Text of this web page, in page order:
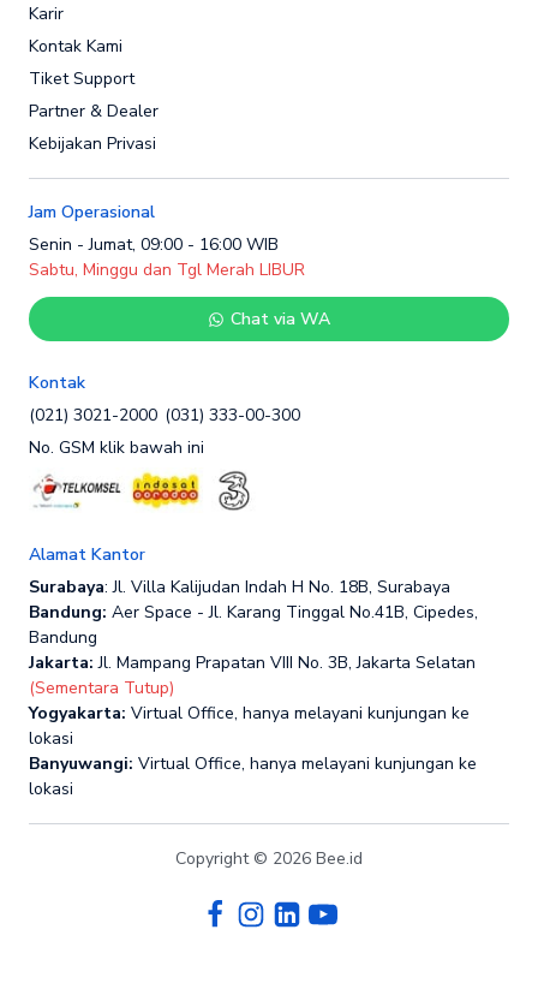
Karir
Kontak Kami
Tiket Support
Partner & Dealer
Kebijakan Privasi
Jam Operasional
Senin - Jumat, 09:00 - 16:00 WIB
Sabtu, Minggu dan Tgl Merah LIBUR
Chat via WA
Kontak
(021) 3021-2000 (031) 333-00-300
No. GSM klik bawah ini
Alamat Kantor
Surabaya: Jl. Villa Kalijudan Indah H No. 18B, Surabaya
Bandung: Aer Space - Jl. Karang Tinggal No.41B, Cipedes,
Bandung
Jakarta: Jl. Mampang Prapatan VIII No. 3B, Jakarta Selatan
(Sementara Tutup)
Yogyakarta: Virtual Office, hanya melayani kunjungan ke
lokasi
Banyuwangi: Virtual Office, hanya melayani kunjungan ke
lokasi
Copyright © 2026 Bee.id